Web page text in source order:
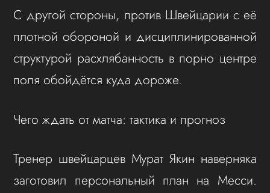
С другой стороны, против Швейцарии с её
плотной обороной и дисциплинированной
структурой расхлябанность в порно центре
поля обойдётся куда дороже.
Чего ждать от матча: тактика и прогноз
Тренер швейцарцев Мурат Якин наверняка
заготовил персональный план на Месси.